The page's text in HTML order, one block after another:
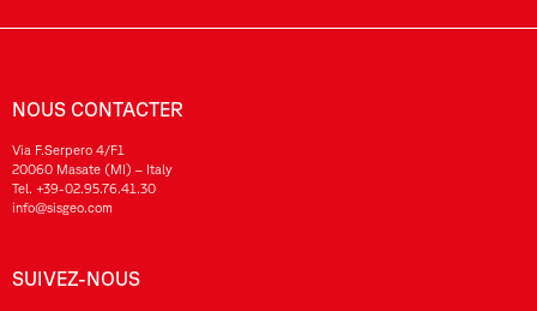
NOUS CONTACTER
Via F.Serpero 4/F1
20060 Masate (MI) – Italy
Tel. +39-02.95.76.41.30
info@sisgeo.com
SUIVEZ-NOUS